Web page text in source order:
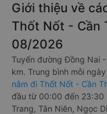
Giới thiệu về
Thốt Nốt - Cần
08/2026
Tuyến đường Đồng Nai
km. Trung bình mỗi
nằm đi Thốt Nốt - Cần
đầu từ 00:00 đến 23:30
Trang, Tân Niên, Ngọc